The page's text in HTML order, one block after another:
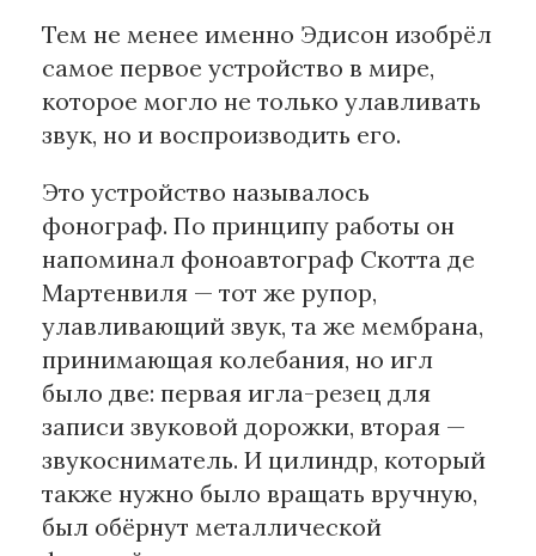
Тем не менее именно Эдисон изобрёл
самое первое устройство в мире,
которое могло не только улавливать
звук, но и воспроизводить его.
Это устройство называлось
фонограф. По принципу работы он
напоминал фоноавтограф Скотта де
Мартенвиля — тот же рупор,
улавливающий звук, та же мембрана,
принимающая колебания, но игл
было две: первая игла-резец для
записи звуковой дорожки, вторая —
звукосниматель. И цилиндр, который
также нужно было вращать вручную,
был обёрнут металлической